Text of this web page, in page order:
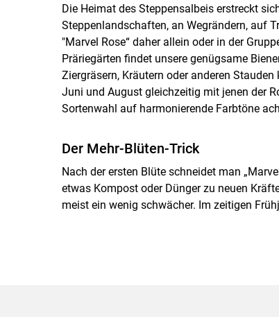
Die Heimat des Steppensalbeis erstreckt
Steppenlandschaften, an Wegrändern, auf
"Marvel Rose“ daher allein oder in der
Präriegärten findet unsere genügsame
Ziergräsern, Kräutern oder anderen
Juni und August gleichzeitig mit jenen der
Sortenwahl auf harmonierende Farbtöne
Der Mehr-Blüten-Trick
Nach der ersten Blüte schneidet man
etwas Kompost oder Dünger zu neuen
meist ein wenig schwächer. Im zeitigen